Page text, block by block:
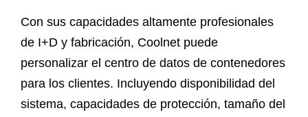
Con sus capacidades altamente profesionales
de I+D y fabricación, Coolnet puede
personalizar el centro de datos de contenedores
para los clientes. Incluyendo disponibilidad del
sistema, capacidades de protección, tamaño del